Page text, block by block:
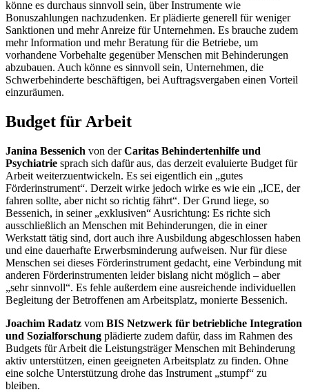
könne es durchaus sinnvoll sein, über Instrumente wie
Bonuszahlungen nachzudenken. Er plädierte generell für weniger
Sanktionen und mehr Anreize für Unternehmen. Es brauche zudem
mehr Information und mehr Beratung für die Betriebe, um
vorhandene Vorbehalte gegenüber Menschen mit Behinderungen
abzubauen. Auch könne es sinnvoll sein, Unternehmen, die
Schwerbehinderte beschäftigen, bei Auftragsvergaben einen Vorteil
einzuräumen.
Budget für Arbeit
Janina Bessenich von derCaritas Behindertenhilfe und
Psychiatrie sprach sich dafür aus, das derzeit evaluierte Budget für
Arbeit weiterzuentwickeln. Es sei eigentlich ein „gutes
Förderinstrument“. Derzeit wirke jedoch wirke es wie ein „ICE, der
fahren sollte, aber nicht so richtig fährt“. Der Grund liege, so
Bessenich, in seiner „exklusiven“ Ausrichtung: Es richte sich
ausschließlich an Menschen mit Behinderungen, die in einer
Werkstatt tätig sind, dort auch ihre Ausbildung abgeschlossen haben
und eine dauerhafte Erwerbsminderung aufweisen. Nur für diese
Menschen sei dieses Förderinstrument gedacht, eine Verbindung mit
anderen Förderinstrumenten leider bislang nicht möglich – aber
„sehr sinnvoll“. Es fehle außerdem eine ausreichende individuellen
Begleitung der Betroffenen am Arbeitsplatz, monierte Bessenich.
Joachim Radatz vom BIS Netzwerk für betriebliche Integration
und Sozialforschung plädierte zudem dafür, dass im Rahmen des
Budgets für Arbeit die Leistungsträger Menschen mit Behinderung
aktiv unterstützen, einen geeigneten Arbeitsplatz zu finden. Ohne
eine solche Unterstützung drohe das Instrument „stumpf“ zu
bleiben.